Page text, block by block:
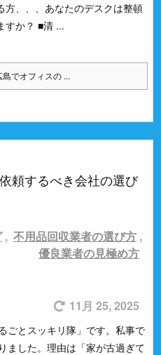
、、、 あなたのデスクは整頓
すか？ ■清 ...
島でオフィスの ...
頼するべき会社の選び
, 不用品回収業者の選び方 ,
優良業者の見極め方
11月 25, 2025
とスッキリ隊」です。 私事で
した。 理由は「家が古過ぎて